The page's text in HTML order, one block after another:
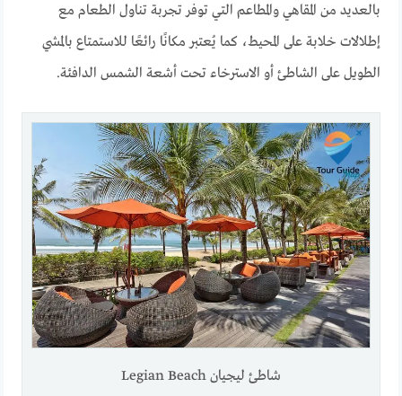
بالعديد من المقاهي والمطاعم التي توفر تجربة تناول الطعام مع
إطلالات خلابة على المحيط، كما يُعتبر مكانًا رائعًا للاستمتاع بالمشي
الطويل على الشاطئ أو الاسترخاء تحت أشعة الشمس الدافئة.
شاطئ ليجيان Legian Beach